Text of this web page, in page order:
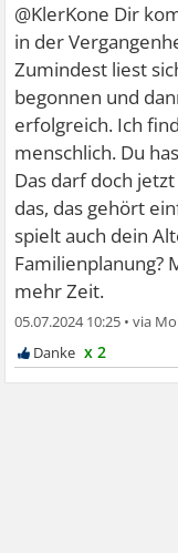
@KlerKone Dir
in der
Zumindest liest
begonnen und
erfolgreich. Ich
menschlich. Du
Das darf doch
das, das gehört
spielt auch dein
Familienplanung?
mehr Zeit.
05.07.2024 10:25 •
x 2